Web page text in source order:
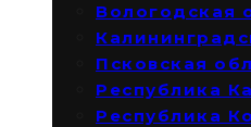
Вологодская
Псковская
Республика
Республика